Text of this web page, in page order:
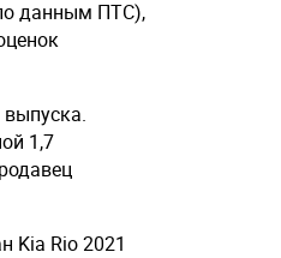
данным ПТС),
1,7
Kia Rio 2021